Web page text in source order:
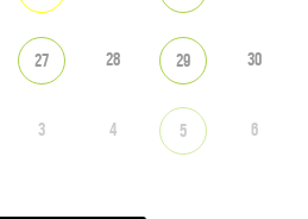
27 28 29 30
3 4 5 6